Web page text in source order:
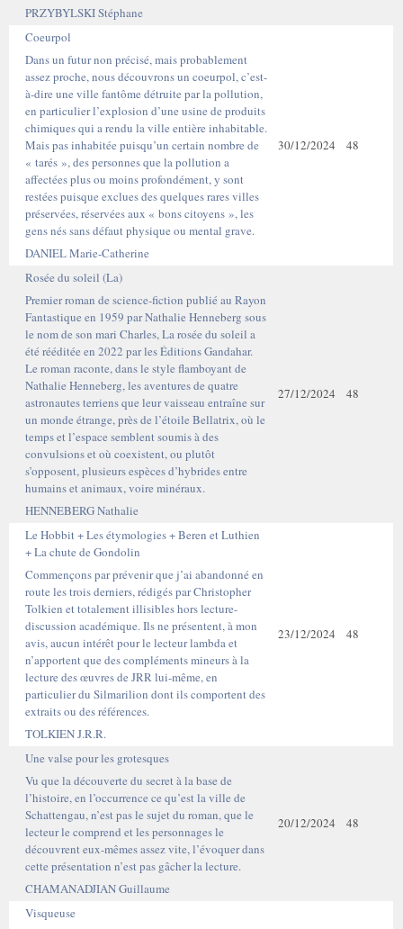
PRZYBYLSKI Stéphane
Coeurpol
Dans un futur non précisé, mais probablement
assez proche, nous découvrons un coeurpol, c’est-
à-dire une ville fantôme détruite par la pollution,
en particulier l’explosion d’une usine de produits
chimiques qui a rendu la ville entière inhabitable.
Mais pas inhabitée puisqu’un certain nombre de
« tarés », des personnes que la pollution a
affectées plus ou moins profondément, y sont
restées puisque exclues des quelques rares villes
préservées, réservées aux « bons citoyens », les
gens nés sans défaut physique ou mental grave.
DANIEL Marie-Catherine
30/12/2024 48
Rosée du soleil (La)
Premier roman de science-fiction publié au Rayon
Fantastique en 1959 par Nathalie Henneberg sous
le nom de son mari Charles, La rosée du soleil a
été rééditée en 2022 par les Éditions Gandahar.
Le roman raconte, dans le style flamboyant de
Nathalie Henneberg, les aventures de quatre
astronautes terriens que leur vaisseau entraîne sur
un monde étrange, près de l’étoile Bellatrix, où le
temps et l’espace semblent soumis à des
convulsions et où coexistent, ou plutôt
s’opposent, plusieurs espèces d’hybrides entre
humains et animaux, voire minéraux.
HENNEBERG Nathalie
27/12/2024 48
Le Hobbit + Les étymologies + Beren et Luthien
+ La chute de Gondolin
Commençons par prévenir que j’ai abandonné en
route les trois derniers, rédigés par Christopher
Tolkien et totalement illisibles hors lecture-
discussion académique. Ils ne présentent, à mon
avis, aucun intérêt pour le lecteur lambda et
n’apportent que des compléments mineurs à la
lecture des œuvres de JRR lui-même, en
particulier du Silmarilion dont ils comportent des
extraits ou des références.
TOLKIEN J.R.R.
23/12/2024 48
Une valse pour les grotesques
Vu que la découverte du secret à la base de
l’histoire, en l’occurrence ce qu’est la ville de
Schattengau, n’est pas le sujet du roman, que le
lecteur le comprend et les personnages le
découvrent eux-mêmes assez vite, l’évoquer dans
cette présentation n’est pas gâcher la lecture.
CHAMANADJIAN Guillaume
20/12/2024 48
Visqueuse